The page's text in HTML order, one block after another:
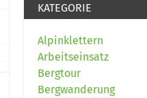
KATEGORIE
Alpinklettern
Arbeitseinsatz
Bergtour
Bergwanderung